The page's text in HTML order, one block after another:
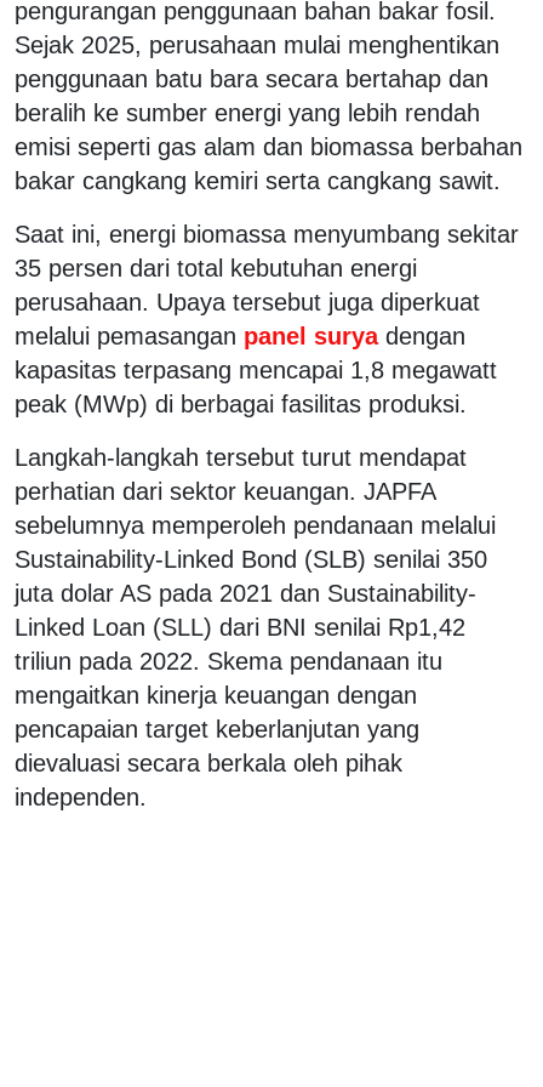
pengurangan penggunaan bahan bakar fosil.
Sejak 2025, perusahaan mulai menghentikan
penggunaan batu bara secara bertahap dan
beralih ke sumber energi yang lebih rendah
emisi seperti gas alam dan biomassa berbahan
bakar cangkang kemiri serta cangkang sawit.
Saat ini, energi biomassa menyumbang sekitar
35 persen dari total kebutuhan energi
perusahaan. Upaya tersebut juga diperkuat
melalui pemasangan panel surya dengan
kapasitas terpasang mencapai 1,8 megawatt
peak (MWp) di berbagai fasilitas produksi.
Langkah-langkah tersebut turut mendapat
perhatian dari sektor keuangan. JAPFA
sebelumnya memperoleh pendanaan melalui
Sustainability-Linked Bond (SLB) senilai 350
juta dolar AS pada 2021 dan Sustainability-
Linked Loan (SLL) dari BNI senilai Rp1,42
triliun pada 2022. Skema pendanaan itu
mengaitkan kinerja keuangan dengan
pencapaian target keberlanjutan yang
dievaluasi secara berkala oleh pihak
independen.